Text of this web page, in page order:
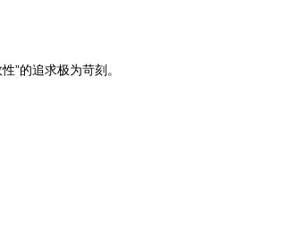
”的追求极为苛刻。